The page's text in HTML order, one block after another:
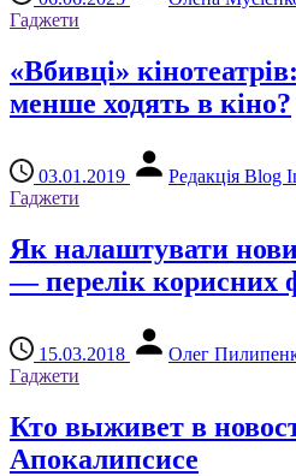
Гаджети
«Вбивці»
менше ходять в кіно?
03.01.2019
Редакція Blog
Гаджети
Як налаштувати
— перелік корисних
15.03.2018
Олег
Гаджети
Кто выживет в
Апокалипсисе